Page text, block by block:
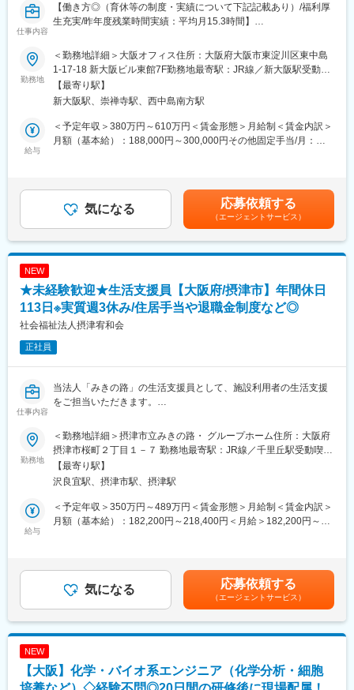
フイベントと両立して長く就業出来るように、完全チーム制や時
間単位の有給取得、スーパーフレックスタイム制度を導入し（原
育児休業は満3歳まで、育児短時間勤務は小学校3年年まで利用可
能です。
■キャリアパス
約4～5年後にチームをまとめるチーフやリーダーに任命される
と、チームのプロジェクトの進捗管理やメンバーのフォローをし
ています。更に管理職であるマネージャーに任命されるとオフィ
■研修制度
・導入研修(入社後2週間の座学研修)ビジネスマナー、PC操作、薬
学びます。各単元毎に専属社員が講義ををいます。
・継続研修：週に1回、最新の治験情報や振り返りを行い、スキル
アップを図っていきます。
仕事内容
【働き方◎（育休等の制度・実績について下記記載あり）/福利厚
生充実/昨年度残業時間実績：平均月15.3時間】
【業務内容】
医療機関内で患者様や医師、各部門間のコーディネート（調整）
業務を行い、製薬会社と医療機関の架け橋となり臨床試験（治
験）のスムーズな進行を支援します。
・患者様に対して：
治験の説明補助や治験スケジュール説明、質問・相談対応、精神
的なケア
・医師、院内のスタッフに対して：
実施している治験に関する情報を担当者へ提供し、治験進行の調
す。
【就業環境】
大規模病院では、複数のプロジェクトを受託する為、必ず複数名
間単位の有給取得、スーパーフレックスタイム制度を導入し（原
則OJT終了後に適用）、復帰実績はほぼ100％となっております。
能です。
【キャリアパス】
約4～5年後にチームをまとめるチーフやリーダーに任命される
と、チームのプロジェクトの進進管理やメンバーのフォローをし
ています。更に経験を積み管理職であるマネージャーに任命され
るとオフィス全体を管轄します。また社員のキャリアプランに応
・導入研修(入社後2週間の座学研修)ビジネスマナー、PC操作、薬
機法やGCPなどの関連法、CRC業務に必要な知識やスキルなどを
・OJT研修(社後半年間）：導入研修で学んだことを現場で体験
アップを図っていきます。
勤務地
＜勤務地詳細＞大阪オフィス住所：大阪府大阪市東淀川区東中島
1-17-18 新大阪ビル東館7F勤務地最寄駅：JR線／新大阪駅受動喫
煙対策：屋内全面禁煙変更の範囲：会社の定める事業所
【最寄り駅】
新大阪駅、崇禅寺駅、西中島南方駅
給与
＜予定年収＞380万円～610万円＜賃金形態＞月給制＜賃金内訳＞
月額（基本給）：188,000円～300,000円その他固定手当/月：
業手当＞有＜給与補足＞■月給制+賞与となります。賞与は年2回
です。■優秀成績者は別途5万円、3万円、1万円/月の報奨金あり
（月3人程度）。■出張（外勤）手当有り（実費+距離に応じて支
給）■入社5年目チーフ、500万円（手当込・残業代別）■入社7年
目リーダー、550万円（手当込・残業代別）賃金はあくまでも目
(月額)は固定手当を含めた表記です。
気になる 応募依頼する
（エージェントサービス）
NEW
★未経験歓迎★生活支援員【大阪府/摂津市】年間休日
113日※実質週3休み/住居手当や退職金制度など◎
社会福祉法人摂津宥和会
正社員
仕事内容
当法人「みきの路」の生活支援員として、施設利用者の生活支援
をご担当いただきます。
・障がいをお持ちの利用者さんの、日用生活や社会活動の支援が
主なお仕事です。
・食事介助、排泄介助、入浴介助、健康管理など、障がいのある
利用者さんの生活全般を支援します。
■就業時間：（早出）7：15 ～ 15：45（日勤）8：45 ～ 17：
15（遅出）12：30 ～ 21：00（夜勤）17：00 ～ 翌10：00（1日
の実労働7時間45分・夜勤15時間30分／休憩45分）
※夜勤について：夜勤の日は17時～翌朝10時までで休憩は90分。※
月4～5回は夜勤があり手当で月2万～2万5千円はもらえます。ま
た、夜勤明けの日は勤務扱いになり、明けの翌日はお休みになり
ます。
30代後半、男女比は5：5です。
■施設定員：施設入所支援30名、生活介護：40名、短期入所：5名
勤務地
＜勤務地詳細＞摂津市立みきの路・ グループホーム住所：大阪府
摂津市桜町２丁目１－７ 勤務地最寄駅：JR線／千里丘駅受動喫煙
対策：敷地内全面禁煙変更の範囲：会社の定める事業所
【最寄り駅】
沢良宜駅、摂津市駅、摂津駅
給与
＜予定年収＞350万円～489万円＜賃金形態＞月給制＜賃金内訳＞
月額（基本給）：182,200円～218,400円＜月給＞182,200円～
記載金額は選考を通じて上下する可能性があります。月給(月額)は
固定手当を含みます。
気になる 応募依頼する
（エージェントサービス）
NEW
【大阪】化学・バイオ系エンジニア（化学分析・細胞